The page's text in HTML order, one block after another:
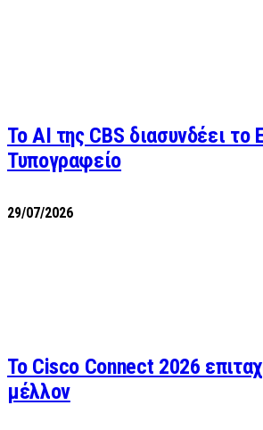
Το AI της CBS διασυνδέει το
Τυπογραφείο
29/07/2026
Το Cisco Connect 2026
μέλλον